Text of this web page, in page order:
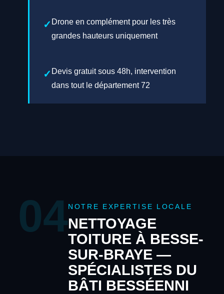
Drone en complément pour les très
grandes hauteurs uniquement
Devis gratuit sous 48h, intervention
dans tout le département 72
04NOTRE EXPERTISE LOCALE
NETTOYAGE
TOITURE À BESSE-
SUR-BRAYE —
SPÉCIALISTES DU
BÂTI BESSÉENNI